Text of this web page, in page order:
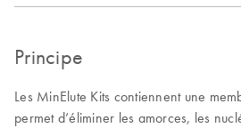
Principe
Les MinElute Kits contiennent une
permet d’éliminer les amorces, les